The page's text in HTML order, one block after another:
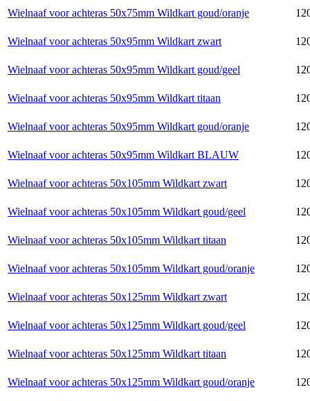
Wielnaaf voor achteras 50x75mm Wildkart goud/oranje
Wielnaaf voor achteras 50x95mm Wildkart zwart
Wielnaaf voor achteras 50x95mm Wildkart goud/geel
Wielnaaf voor achteras 50x95mm Wildkart titaan
Wielnaaf voor achteras 50x95mm Wildkart goud/oranje
Wielnaaf voor achteras 50x95mm Wildkart BLAUW
Wielnaaf voor achteras 50x105mm Wildkart zwart
Wielnaaf voor achteras 50x105mm Wildkart goud/geel
Wielnaaf voor achteras 50x105mm Wildkart titaan
Wielnaaf voor achteras 50x105mm Wildkart goud/oranje
Wielnaaf voor achteras 50x125mm Wildkart zwart
Wielnaaf voor achteras 50x125mm Wildkart goud/geel
Wielnaaf voor achteras 50x125mm Wildkart titaan
Wielnaaf voor achteras 50x125mm Wildkart goud/oranje